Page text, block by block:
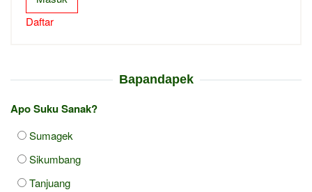
Daftar
Bapandapek
Apo Suku Sanak?
Sumagek
Sikumbang
Tanjuang